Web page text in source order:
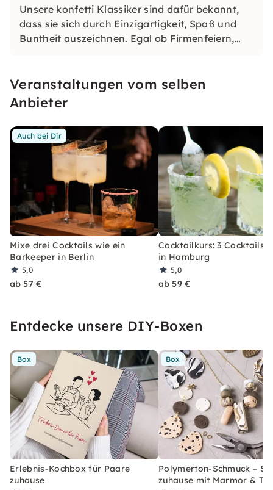
Unsere konfetti Klassiker sind dafür bekannt,
dass sie sich durch Einzigartigkeit, Spaß und
Buntheit auszeichnen. Egal ob Firmenfeiern,
erleben, welches Du so schnell nicht vergessen
wirst.
Veranstaltungen vom selben
Anbieter
Auch bei Dir
Mixe drei Cocktails wie ein
Barkeeper in Berlin
5,0
ab 57 €
Cocktailkurs: 3 Cocktails
in Hamburg
5,0
ab 59 €
Entdecke unsere DIY-Boxen
Box
Erlebnis-Kochbox für Paare
zuhause
Box
Polymerton-Schmuck –
zuhause mit Marmor &